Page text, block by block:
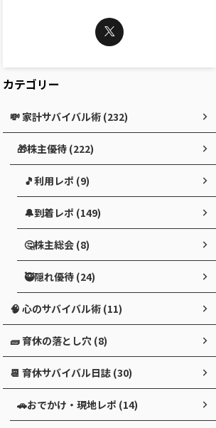
カテゴリー
💸 家計サバイバル術 (232)
🎁株主優待 (222)
🎵利用レポ (9)
🔔到着レポ (149)
🤔株主総会 (8)
🥷隠れ優待 (24)
🧠 心のサバイバル術 (11)
🧱 育休の落とし穴 (8)
📆 育休サバイバル日誌 (30)
🚗おでかけ・現地レポ (14)